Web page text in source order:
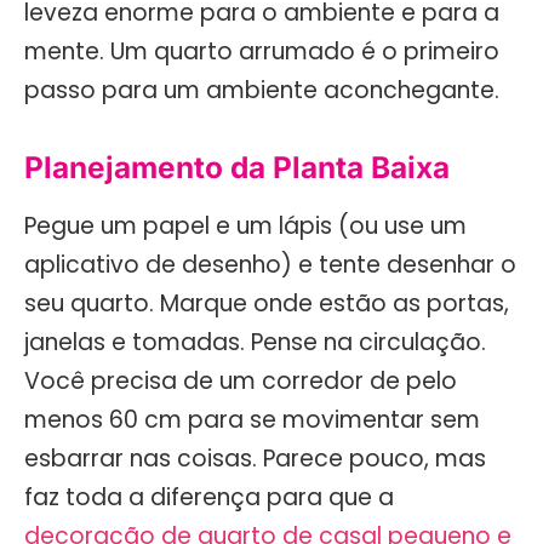
leveza enorme para o ambiente e para a
mente. Um quarto arrumado é o primeiro
passo para um ambiente aconchegante.
Planejamento da Planta Baixa
Pegue um papel e um lápis (ou use um
aplicativo de desenho) e tente desenhar o
seu quarto. Marque onde estão as portas,
janelas e tomadas. Pense na circulação.
Você precisa de um corredor de pelo
menos 60 cm para se movimentar sem
esbarrar nas coisas. Parece pouco, mas
faz toda a diferença para que a
decoração de quarto de casal pequeno e